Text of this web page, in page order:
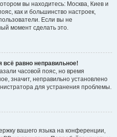
вы находитесь: Москва, Киев и
как и большинство настроек,
Если вы не
момент сделать это.
всё равно неправильное!
часовой пояс, но время
значит, неправильно установлено
для устранения проблемы.
вашего языка на конференции,